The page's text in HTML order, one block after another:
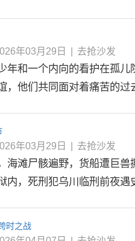
年03月29日 去抢沙发
年和一个内向的看护在孤儿
，他们共同面对着痛苦的过
年03月29日 去抢沙发
海滩尸骸遍野，货船遭巨兽
内，死刑犯乌川临刑前夜遇
时之战